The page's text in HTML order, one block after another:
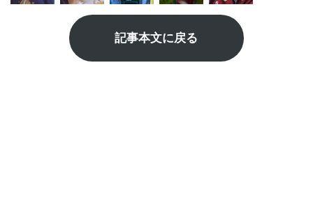
記事本文に戻る